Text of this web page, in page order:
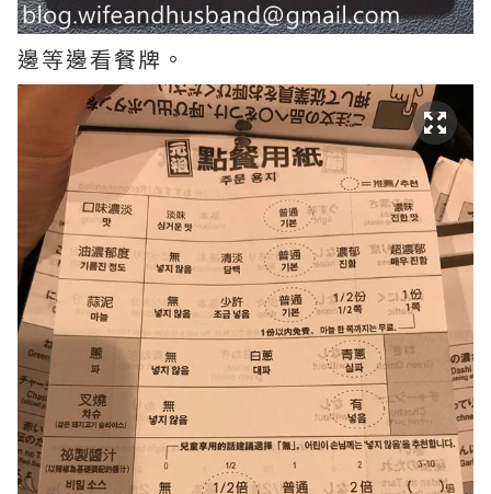
邊等邊看餐牌。